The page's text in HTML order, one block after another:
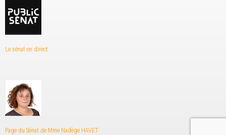
Le sénat en direct
Page du Sénat de Mme Nadège HAVET